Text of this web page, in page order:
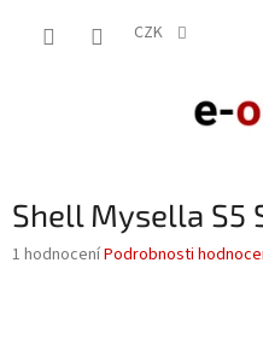
CZK
Shell Mysella S5
Průměrné
1 hodnoceníPodrobnosti